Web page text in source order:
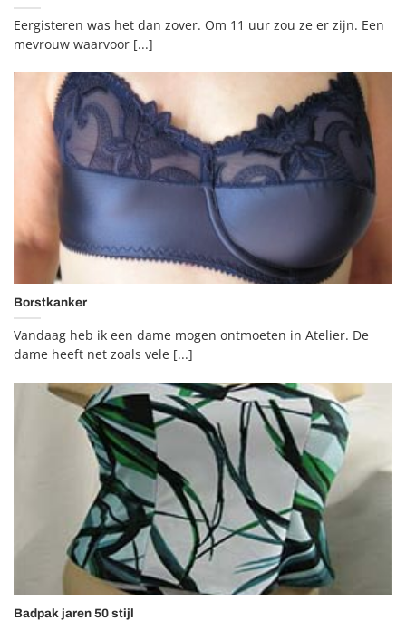
Eergisteren was het dan zover. Om 11 uur zou ze er zijn. Een
mevrouw waarvoor [...]
Borstkanker
Vandaag heb ik een dame mogen ontmoeten in Atelier. De
dame heeft net zoals vele [...]
Badpak jaren 50 stijl